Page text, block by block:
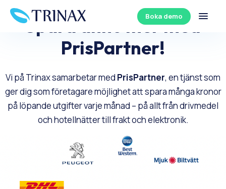
Boka demo
Spara ännu mer med
PrisPartner!
Vi på Trinax samarbetar med PrisPartner, en tjänst som
ger dig som företagare möjlighet att spara många kronor
på löpande utgifter varje månad – på allt från drivmedel
och hotellnätter till frakt och elektronik.